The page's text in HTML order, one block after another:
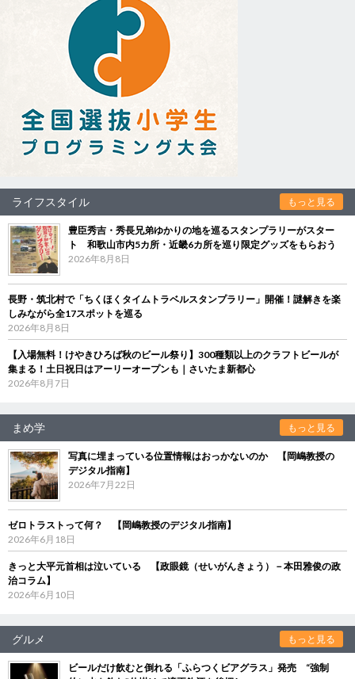
ライフスタイル もっと見る
豊臣秀吉・秀長兄弟ゆかりの地を巡るスタンプラリーがスター
ト 和歌山市内5カ所・近畿6カ所を巡り限定グッズをもらおう
2026年8月8日
長野・筑北村で「ちくほくタイムトラベルスタンプラリー」開催！謎解きを楽
しみながら全17スポットを巡る
2026年8月8日
【入場無料！けやきひろば秋のビール祭り】300種類以上のクラフトビールが
集まる！土日祝日はアーリーオープンも｜さいたま新都心
2026年8月7日
まめ学 もっと見る
写真に埋まっている位置情報はおっかないのか 【岡嶋教授の
デジタル指南】
2026年7月22日
ゼロトラストって何？ 【岡嶋教授のデジタル指南】
2026年6月18日
きっと大平元首相は泣いている 【政眼鏡（せいがんきょう）－本田雅俊の政
治コラム】
2026年6月10日
グルメ もっと見る
ビールだけ飲むと倒れる「ふらつくビアグラス」発売 “強制